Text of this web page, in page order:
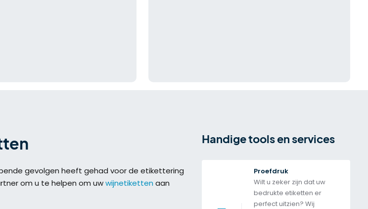
gevolgen heeft gehad voor de etikettering
om u te helpen om uwwijnetiketten aan
Handige tools en services
Proefdruk
Wilt u zeker zijn dat uw
bedrukte etiketten er
perfect uitzien? Wij